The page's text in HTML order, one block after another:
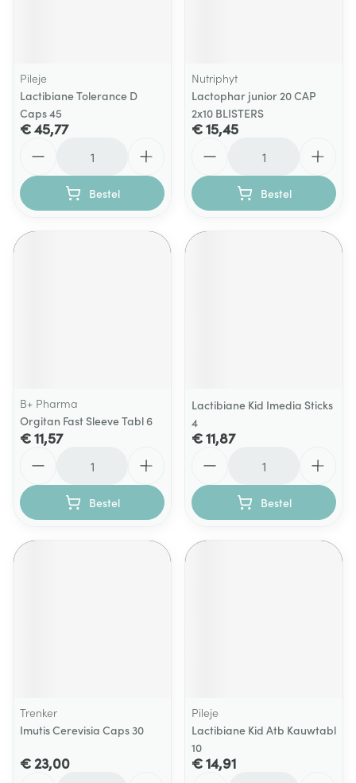
Pileje
Lactibiane Tolerance D
Caps 45
€ 45,77
Bestel
Nutriphyt
Lactophar junior 20 CAP
2x10 BLISTERS
€ 15,45
Bestel
B+ Pharma
Orgitan Fast Sleeve Tabl 6
€ 11,57
Bestel
Lactibiane Kid Imedia Sticks
4
€ 11,87
Bestel
Trenker
Imutis Cerevisia Caps 30
€ 23,00
Pileje
Lactibiane Kid Atb Kauwtabl
10
€ 14,91